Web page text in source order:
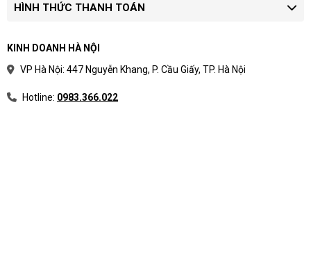
HÌNH THỨC THANH TOÁN
KINH DOANH HÀ NỘI
VP Hà Nội: 447 Nguyễn Khang, P. Cầu Giấy, TP. Hà Nội
Hotline: 0983.366.022